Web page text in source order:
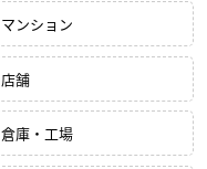
マンション
店舗
倉庫・工場